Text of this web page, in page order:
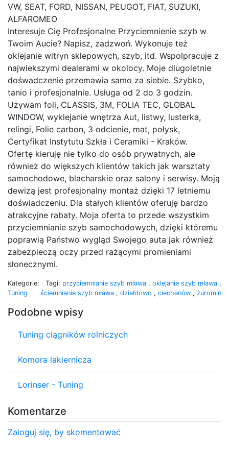
VW, SEAT, FORD, NISSAN, PEUGOT, FIAT, SUZUKI,
ALFAROMEO
Interesuje Cię Profesjonalne Przyciemnienie szyb w
Twoim Aucie? Napisz, zadzwoń. Wykonuje też
oklejanie witryn sklepowych, szyb, itd. Wspolpracuje z
najwiekszymi dealerami w okolocy. Moje dlugoletnie
dośwadczenie przemawia samo za siebie. Szybko,
tanio i profesjonalnie. Usługa od 2 do 3 godzin.
Używam foli, CLASSIS, 3M, FOLIA TEC, GLOBAL
WINDOW, wyklejanie wnętrza Aut, listwy, lusterka,
relingi, Folie carbon, 3 odcienie, mat, połysk,
Certyfikat Instytutu Szkła i Ceramiki - Kraków.
Ofertę kieruję nie tylko do osób prywatnych, ale
również do większych klientów takich jak warsztaty
samochodowe, blacharskie oraz salony i serwisy. Moją
dewizą jest profesjonalny montaż dzięki 17 letniemu
doświadczeniu. Dla stałych klientów oferuję bardzo
atrakcyjne rabaty. Moja oferta to przede wszystkim
przyciemnianie szyb samochodowych, dzięki któremu
poprawią Państwo wygląd Swojego auta jak również
zabezpieczą oczy przed rażącymi promieniami
słonecznymi.
Kategorie:
Tuning
Tagi: przyciemnianie szyb mława , oklejanie szyb mława ,
ściemnianie szyb mława , działdowo , ciechanów , żuromin
Podobne wpisy
Tuning ciągników rolniczych
Komora lakiernicza
Lorinser - Tuning
Komentarze
Zaloguj się, by skomentować